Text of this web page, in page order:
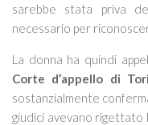
sarebbe stata priva
necessario per
La donna ha quindi
Corte d’appello di
sostanzialmente
giudici avevano rigettato